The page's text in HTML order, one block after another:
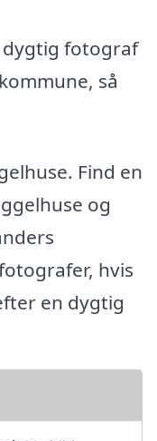
dygtig fotograf
så
Find en
og
hvis
en dygtig